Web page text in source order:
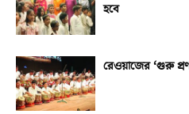
হবে
রেওয়াজের ‘গুরু